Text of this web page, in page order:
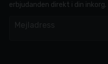
erbjudanden direkt i din inkorg.